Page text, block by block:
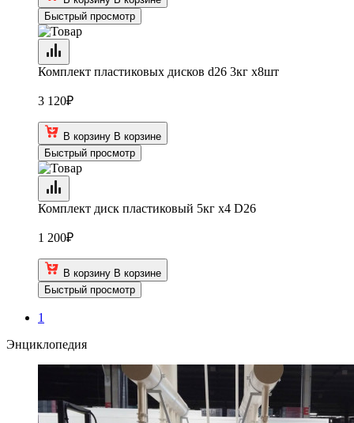
Быстрый просмотр
Комплект пластиковых дисков d26 3кг х8шт
3 120₽
В корзину В корзине
Быстрый просмотр
Комплект диск пластиковый 5кг х4 D26
1 200₽
В корзину В корзине
Быстрый просмотр
1
Энциклопедия